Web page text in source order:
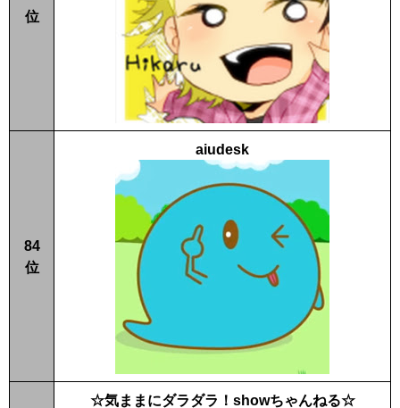
位
84
位
aiudesk
☆気ままにダラダラ！showちゃんねる☆